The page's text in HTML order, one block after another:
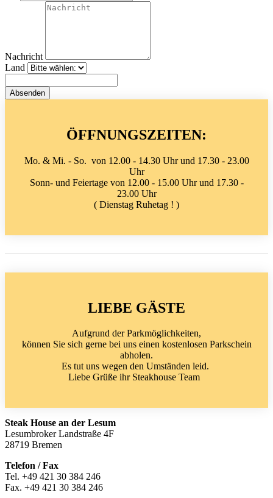
Nachricht
Land
ÖFFNUNGSZEITEN:
Mo. & Mi. - So. von 12.00 - 14.30 Uhr und 17.30 - 23.00
Uhr
Sonn- und Feiertage von 12.00 - 15.00 Uhr und 17.30 -
23.00 Uhr
( Dienstag Ruhetag ! )
LIEBE GÄSTE
Aufgrund der Parkmöglichkeiten,
können Sie sich gerne bei uns einen kostenlosen Parkschein
abholen.
Es tut uns wegen den Umständen leid.
Liebe Grüße ihr Steakhouse Team
Steak House an der Lesum
Lesumbroker Landstraße 4F
28719 Bremen
Telefon / Fax
Tel. +49 421 30 384 246
Fax. +49 421 30 384 246